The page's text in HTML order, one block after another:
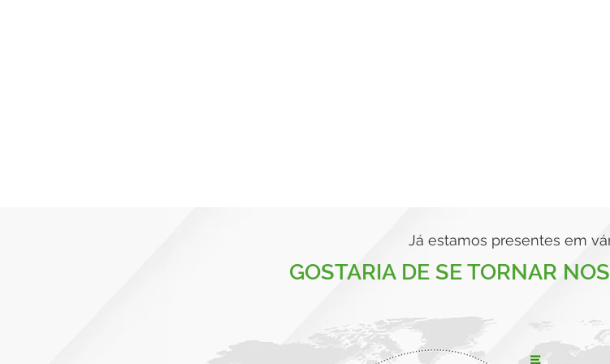
Já estamos presentes em
GOSTARIA DE SE TORNAR